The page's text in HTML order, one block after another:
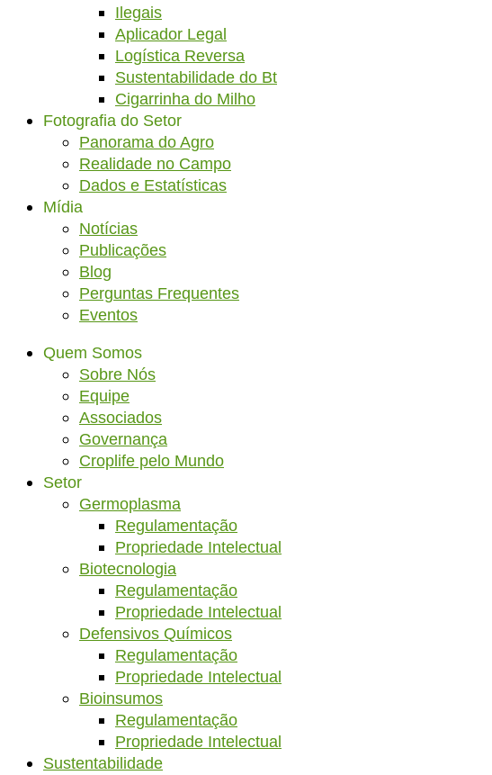
Ilegais
Aplicador Legal
Logística Reversa
Sustentabilidade do Bt
Cigarrinha do Milho
Fotografia do Setor
Panorama do Agro
Realidade no Campo
Dados e Estatísticas
Mídia
Notícias
Publicações
Blog
Perguntas Frequentes
Eventos
Quem Somos
Sobre Nós
Equipe
Associados
Governança
Croplife pelo Mundo
Setor
Germoplasma
Regulamentação
Propriedade Intelectual
Biotecnologia
Regulamentação
Propriedade Intelectual
Defensivos Químicos
Regulamentação
Propriedade Intelectual
Bioinsumos
Regulamentação
Propriedade Intelectual
Sustentabilidade